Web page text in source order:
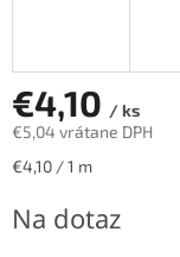
€4,10 / ks
€5,04 vrátane DPH
Jednotková
€4,10 / 1 m
Na dotaz